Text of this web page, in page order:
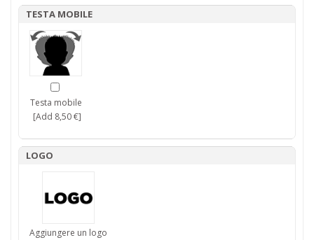
TESTA MOBILE
Testa mobile
[Add 8,50 €]
LOGO
Aggiungere un logo